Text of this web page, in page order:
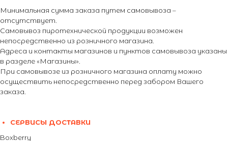
Минимальная сумма заказа путем самовывоза –
отсутствует.
Самовывоз пиротехнической продукции возможен
непосредственно из розничного магазина.
Адреса и контакты магазинов и пунктов самовывоза указаны
в разделе «Магазины».
При самовывозе из розничного магазина оплату можно
осуществить непосредственно перед забором Вашего
заказа.
СЕРВИСЫ ДОСТАВКИ
Boxberry